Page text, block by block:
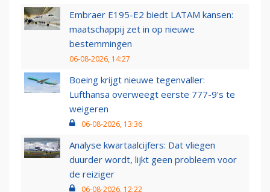
Embraer E195-E2 biedt LATAM kansen:
maatschappij zet in op nieuwe
bestemmingen
06-08-2026, 14:27
Boeing krijgt nieuwe tegenvaller:
Lufthansa overweegt eerste 777-9’s te
weigeren
06-08-2026, 13:36
Analyse kwartaalcijfers: Dat vliegen
duurder wordt, lijkt geen probleem voor
de reiziger
06-08-2026, 12:22